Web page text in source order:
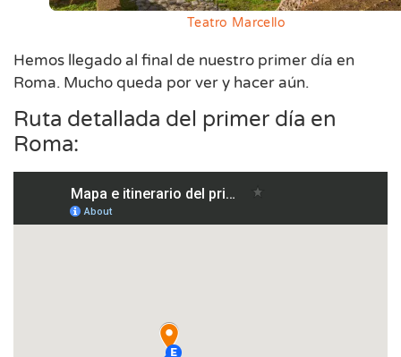
Teatro Marcello
Hemos llegado al final de nuestro primer día en
Roma. Mucho queda por ver y hacer aún.
Ruta detallada del primer día en
Roma: